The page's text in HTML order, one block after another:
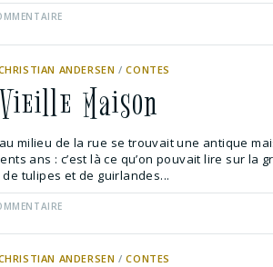
ANDERSEN /CONTES
Maison
milieu de la rue se trouvait une antique
ans : c’est là ce qu’on pouvait lire sur la
de tulipes et de guirlandes...
ANDERSEN /CONTES